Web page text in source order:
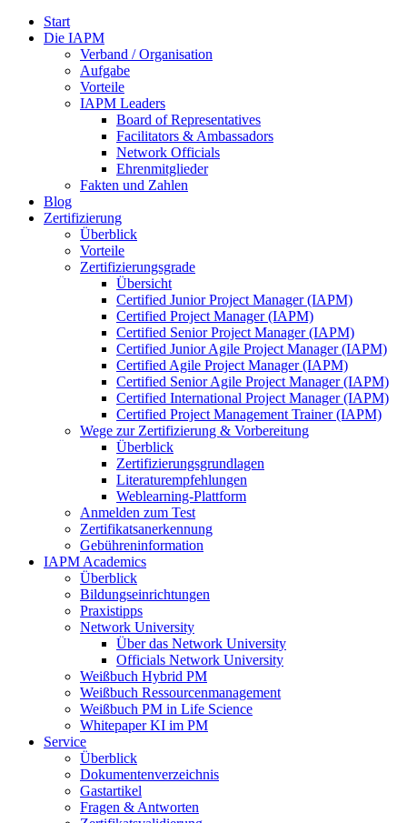
Start
Die IAPM
Verband / Organisation
Aufgabe
Vorteile
IAPM Leaders
Board of Representatives
Facilitators & Ambassadors
Network Officials
Ehrenmitglieder
Fakten und Zahlen
Blog
Zertifizierung
Überblick
Vorteile
Zertifizierungsgrade
Übersicht
Certified Junior Project Manager (IAPM)
Certified Project Manager (IAPM)
Certified Senior Project Manager (IAPM)
Certified Junior Agile Project Manager (IAPM)
Certified Agile Project Manager (IAPM)
Certified Senior Agile Project Manager (IAPM)
Certified International Project Manager (IAPM)
Certified Project Management Trainer (IAPM)
Wege zur Zertifizierung & Vorbereitung
Überblick
Zertifizierungsgrundlagen
Literaturempfehlungen
Weblearning-Plattform
Anmelden zum Test
Zertifikatsanerkennung
Gebühreninformation
IAPM Academics
Überblick
Bildungseinrichtungen
Praxistipps
Network University
Über das Network University
Officials Network University
Weißbuch Hybrid PM
Weißbuch Ressourcenmanagement
Weißbuch PM in Life Science
Whitepaper KI im PM
Service
Überblick
Dokumentenverzeichnis
Gastartikel
Fragen & Antworten